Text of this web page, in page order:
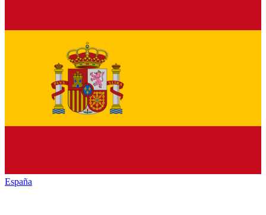
España